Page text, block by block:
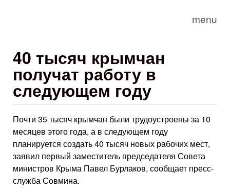
menu
40 тысяч крымчан
получат работу в
следующем году
Почти 35 тысяч крымчан были трудоустроены за 10
месяцев этого года, а в следующем году
планируется создать 40 тысяч новых рабочих мест,
заявил первый заместитель председателя Совета
министров Крыма Павел Бурлаков, сообщает пресс-
служба Совмина.